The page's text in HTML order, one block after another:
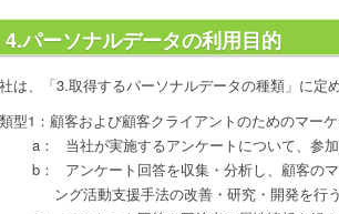
4.パーソナルデータの利用目的
は、「3.取得するパーソナルデータの種類」に定
類型1：顧客および顧客クライアントのためのマー
当社が実施するアンケートについて、参
アンケート回答を収集・分析し、顧客の
ング活動支援手法の改善・研究・開発を行